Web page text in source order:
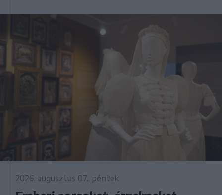
2026. augusztus 07., péntek